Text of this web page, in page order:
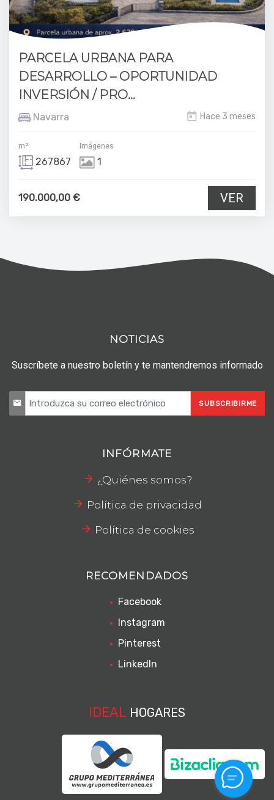
PARCELA URBANA PARA
DESARROLLO – OPORTUNIDAD
INVERSIÓN / PRO...
Navarra Hace 3 meses
m²
267867
Imágenes
1
190.000,00 € VER
NOTICIAS
Suscríbete a nuestro boletín y te mantendremos informado
SUBSCRIBIRME
INFÓRMATE
¿Quiénes somos?
Política de privacidad
Política de cookies
RECOMENDADOS
Facebook
Instagram
Pinterest
LinkedIn
IDEAL HOGARES